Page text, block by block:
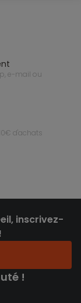
d'achats
inscrivez-
!